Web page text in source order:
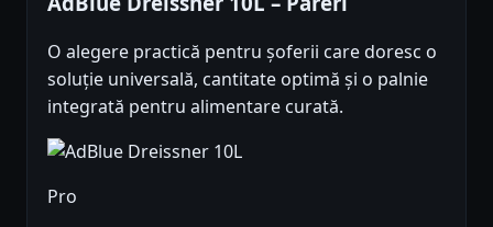
O alegere practică pentru șoferii care doresc o
soluție universală, cantitate optimă și o palnie
integrată pentru alimentare curată.
Pro